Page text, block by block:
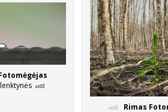
Rimas